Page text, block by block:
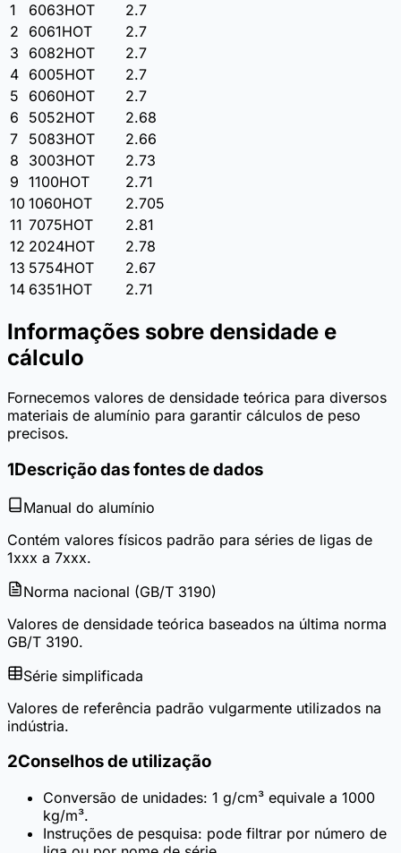
1
6063HOT
2.7
2
6061HOT
2.7
3
6082HOT
2.7
4 6005HOT
2.7
5
6060HOT
2.7
6
5052HOT
2.68
7
5083HOT
2.66
8
3003HOT
2.73
9 1100HOT
2.71
10 1060HOT
2.705
11 7075HOT
2.81
12 2024HOT
2.78
13 5754HOT
2.67
14 6351HOT 2.71
Informações sobre densidade e
cálculo
Fornecemos valores de densidade teórica para diversos
materiais de alumínio para garantir cálculos de peso
precisos.
1Descrição das fontes de dados
Manual do alumínio
Contém valores físicos padrão para séries de ligas de
1xxx a 7xxx.
Norma nacional (GB/T 3190)
Valores de densidade teórica baseados na última norma
GB/T 3190.
Série simplificada
Valores de referência padrão vulgarmente utilizados na
indústria.
2Conselhos de utilização
Conversão de unidades: 1 g/cm³ equivale a 1000
kg/m³.
Instruções de pesquisa: pode filtrar por número de